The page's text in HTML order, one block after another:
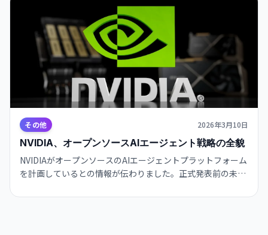
その他 2026年3月10日
NVIDIA、オープンソースAIエージェント戦略の全貌
NVIDIAがオープンソースのAIエージェントプラットフォーム
を計画しているとの情報が伝わりました。正式発表前の未確
きな変化をもたらす可能性があり、今後の公式発表とライセ